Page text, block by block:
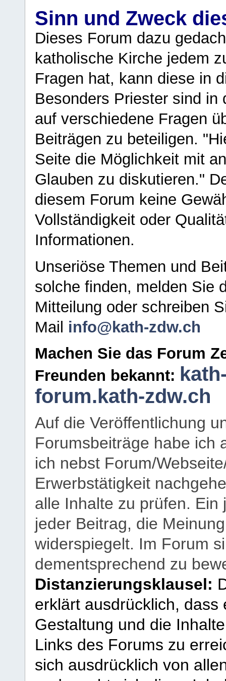
Sinn und Zweck
Dieses Forum dazu
katholische Kirche jedem
Fragen hat, kann diese in
Besonders Priester sind in
auf verschiedene Fragen
Beiträgen zu beteiligen.
Seite die Möglichkeit mit
Glauben zu diskutieren."
diesem Forum keine
Vollständigkeit oder
Informationen.
Unseriöse Themen und
solche finden, melden Sie
Mitteilung oder schreiben
Mail info@kath-zdw.ch
Machen Sie das Forum
Freunden bekannt:
forum.kath-zdw.ch
Auf die Veröffentlichung
Forumsbeiträge habe ich
ich nebst Forum/
Erwerbstätigkeit
alle Inhalte zu prüfen.
jeder Beitrag, die
widerspiegelt. Im Forum
dementsprechend zu
Distanzierungsklausel:
erklärt ausdrücklich,
Gestaltung und die
Links des Forums zu
sich ausdrücklich von